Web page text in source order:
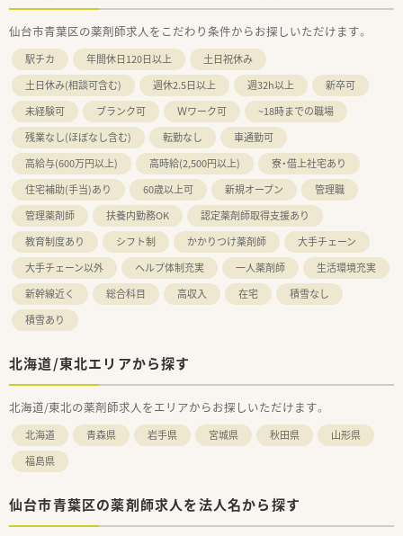
仙台市青葉区の薬剤師求人をこだわり条件からお探しいただけます。
駅チカ 年間休日120日以上
土日祝休み
土日休み(相談可含む)
週休2.5日以上 週32h以上
新卒可
未経験可
ブランク可 Ｗワーク可
~18時までの職場
残業なし(ほぼなし含む)
転勤なし
車通勤可
高給与(600万円以上)
高時給(2,500円以上)
寮・借上社宅あり
住宅補助(手当)あり
60歳以上可 新規オープン
管理職
管理薬剤師
扶養内勤務OK
認定薬剤師取得支援あり
教育制度あり
シフト制 かかりつけ薬剤師
大手チェーン
大手チェーン以外
ヘルプ体制充実 一人薬剤師
生活環境充実
新幹線近く
総合科目 高収入 在宅
積雪なし
積雪あり
北海道/東北エリアから探す
北海道/東北の薬剤師求人をエリアからお探しいただけます。
北海道 青森県 岩手県 宮城県 秋田県
山形県
福島県
仙台市青葉区の薬剤師求人を法人名から探す